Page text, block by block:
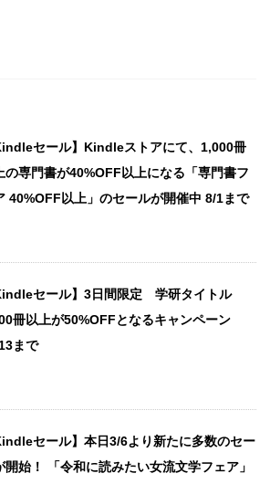
セール】Kindleストアにて、1,000冊
の専門書が40%OFF以上になる「専門書フ
40%OFF以上」のセールが開催中 8/1まで
セール】3日間限定 学研タイトル
冊以上が50%OFFとなるキャンペーン
まで
セール】本日3/6より新たに多数のセー
開始！ 「令和に読みたい女流文学フェア」